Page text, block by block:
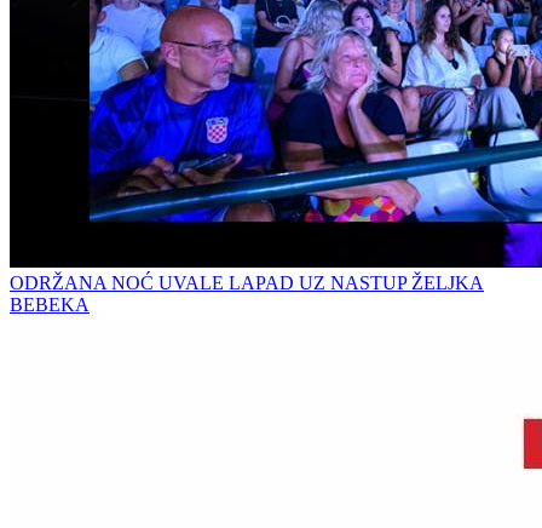
ODRŽANA NOĆ UVALE LAPAD UZ NASTUP ŽELJKA
BEBEKA